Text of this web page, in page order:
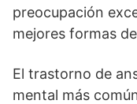
preocupación
mejores formas
El trastorno de
mental más